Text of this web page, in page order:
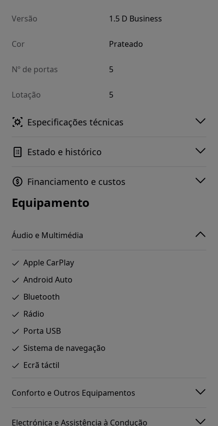
Versão 1.5 D Business
Cor Prateado
Nº de portas 5
Lotação 5
Especificações técnicas
Estado e histórico
Financiamento e custos
Equipamento
Áudio e Multimédia
Apple CarPlay
Android Auto
Bluetooth
Rádio
Porta USB
Sistema de navegação
Ecrã táctil
Conforto e Outros Equipamentos
Electrónica e Assistência à Condução